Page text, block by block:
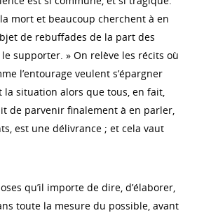
mort et beaucoup cherchent à en
de rebuffades de la part des
supporter. » On relève les récits où
l’entourage veulent s’épargner
la situation alors que tous, en fait,
de parvenir finalement à en parler,
est une délivrance ; et cela vaut
qu’il importe de dire, d’élaborer,
toute la mesure du possible, avant